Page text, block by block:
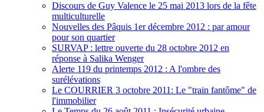
Discours de Guy Valence le 25 mai 2013 lors de la fête
multiculturelle
Nouvelles des Pâquis 1er décembre 2012 : par amour
pour son quartier
SURVAP : lettre ouverte du 28 octobre 2012 en
réponse à Salika Wenger
Alerte 119 du printemps 2012 : A l'ombre des
surélévations
Le COURRIER 3 octobre 2011: Le "train fantôme" de
l'immobilier